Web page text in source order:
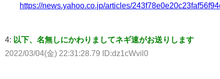
https://news.yahoo.co.jp/articles/
4: 以下、名無しにかわりましてネギ速がお送りします
2022/03/04(金) 22:31:28.79 ID:dz1cWvil0